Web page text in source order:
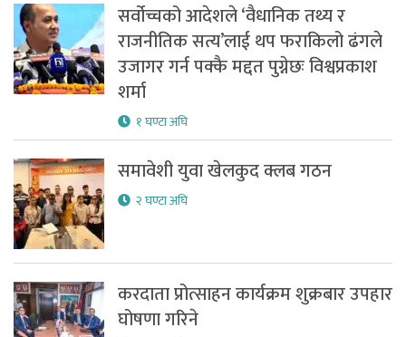
सर्वोच्चको आदेशले ‘वैधानिक तथ्य र
राजनीतिक सत्य’लाई थप फराकिलो ढंगले
उजागर गर्न पक्कै मद्दत पुग्नेछः विश्वप्रकाश
शर्मा
१ घण्टा अघि
समावेशी युवा खेलकुद क्लब गठन
२ घण्टा अघि
करदाता प्रोत्साहन कार्यक्रम शुक्रबार उपहार
घोषणा गरिने